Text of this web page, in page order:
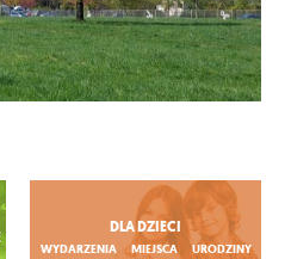
DLA DZIECI
WYDARZENIA MIEJSCA URODZINY